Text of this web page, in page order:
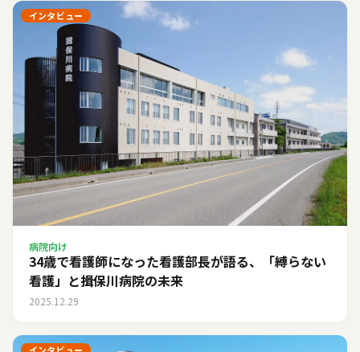
インタビュー
病院向け
34歳で看護師になった看護部長が語る、「縛らない
看護」と揖保川病院の未来
2025.12.29
インタビュー